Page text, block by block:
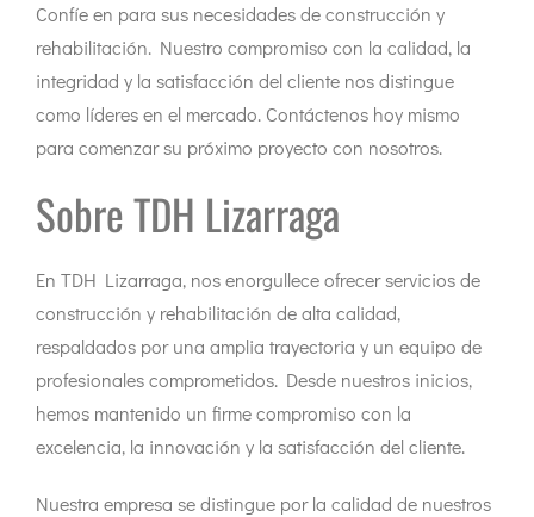
Confíe en para sus necesidades de construcción y
rehabilitación. Nuestro compromiso con la calidad, la
integridad y la satisfacción del cliente nos distingue
como líderes en el mercado. Contáctenos hoy mismo
para comenzar su próximo proyecto con nosotros.
Sobre TDH Lizarraga
En TDH Lizarraga, nos enorgullece ofrecer servicios de
construcción y rehabilitación de alta calidad,
respaldados por una amplia trayectoria y un equipo de
profesionales comprometidos. Desde nuestros inicios,
hemos mantenido un firme compromiso con la
excelencia, la innovación y la satisfacción del cliente.
Nuestra empresa se distingue por la calidad de nuestros